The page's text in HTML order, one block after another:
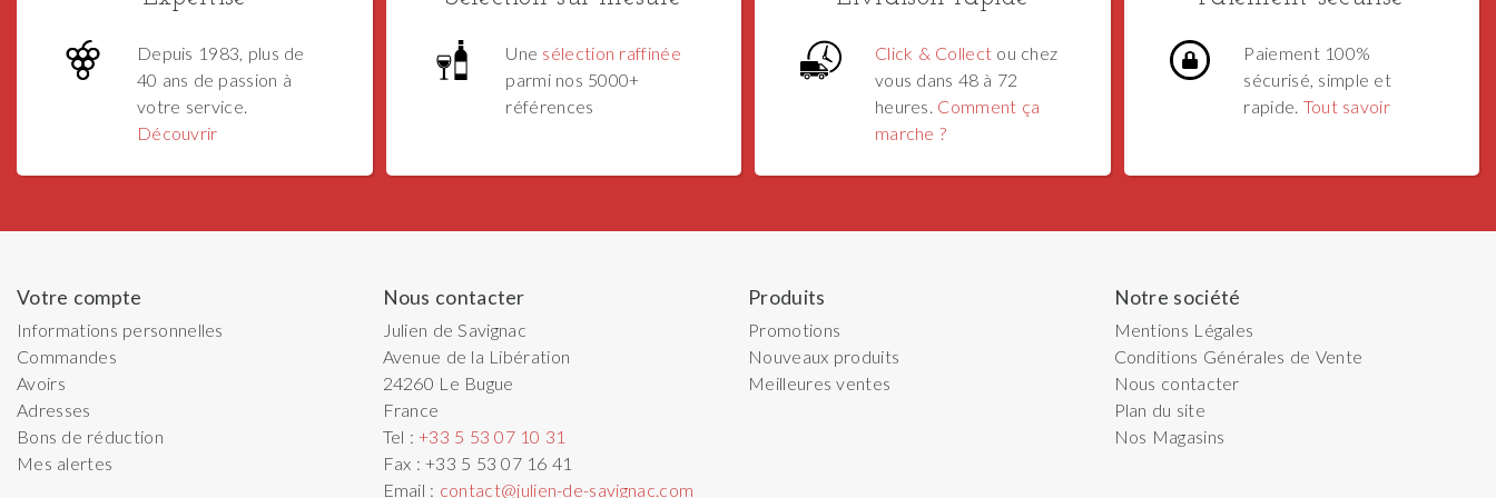
Depuis 1983, plus de
40 ans de passion à
votre service.
Découvrir
Une sélection raffinée
parmi nos 5000+
références
Click & Collect ou chez
vous dans 48 à 72
heures. Comment ça
marche ?
Paiement 100%
sécurisé, simple et
rapide. Tout savoir
Votre compte
Informations personnelles
Commandes
Avoirs
Adresses
Bons de réduction
Mes alertes
Nous contacter
Julien de Savignac
Avenue de la Libération
24260 Le Bugue
France
Tel :+33 5 53 07 10 31
Fax :+33 5 53 07 16 41
Email : contact@julien-de-savignac.com
Produits
Promotions
Nouveaux produits
Meilleures ventes
Notre société
Mentions Légales
Conditions Générales de Vente
Nous contacter
Plan du site
Nos Magasins